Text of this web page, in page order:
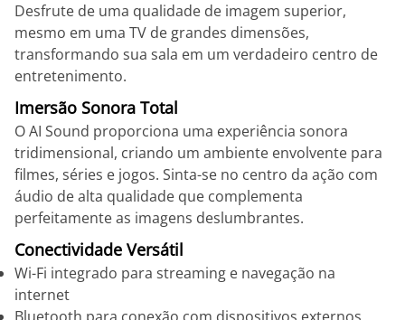
Desfrute de uma qualidade de imagem superior,
mesmo em uma TV de grandes dimensões,
transformando sua sala em um verdadeiro centro de
entretenimento.
Imersão Sonora Total
O AI Sound proporciona uma experiência sonora
tridimensional, criando um ambiente envolvente para
filmes, séries e jogos. Sinta-se no centro da ação com
áudio de alta qualidade que complementa
perfeitamente as imagens deslumbrantes.
Conectividade Versátil
Wi-Fi integrado para streaming e navegação na
internet